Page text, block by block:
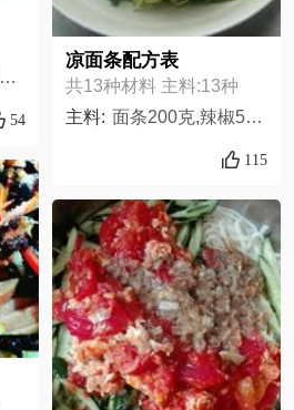
54
凉面条配方表
共13种材料 主料:13种
主料: 面条200克,辣椒50克,菲菜30克,盐适量,鸡精适量,香醋适量,白糖适量,花椒5克,八角适量,花生油10克,姜适量,蒜适量,香杲适量,
115